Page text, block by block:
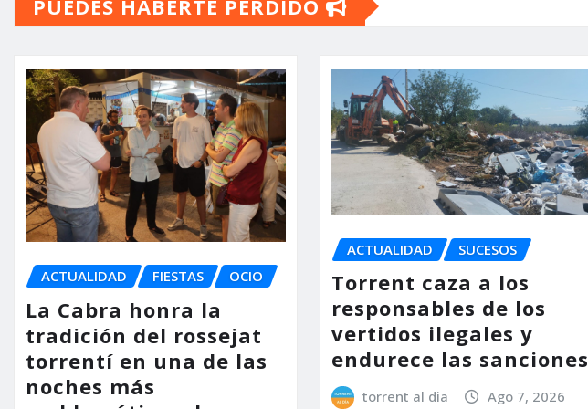
entradas
PUEDES HABERTE PERDIDO
ACTUALIDAD FIESTAS OCIO
La Cabra honra la
tradición del rossejat
torrentí en una de las
noches más
ACTUALIDAD SUCESOS
Torrent caza a los
responsables de los
vertidos ilegales y
endurece las sanciones
torrent al dia Ago 7, 2026